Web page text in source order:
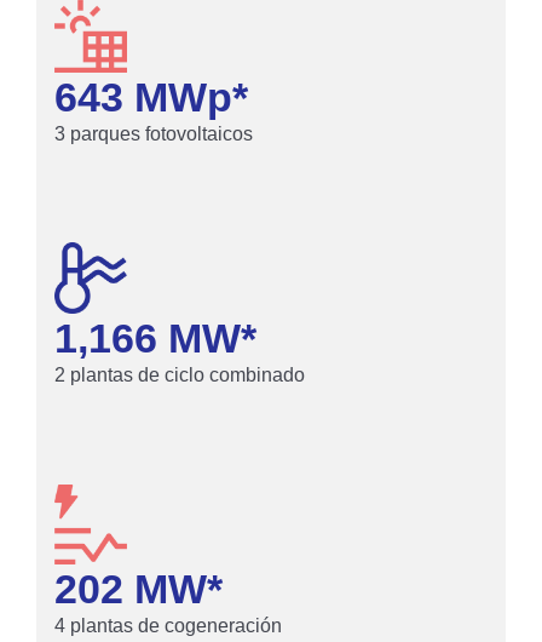
3 parques fotovoltaicos
643 MWp*
2 plantas de ciclo combinado
1,166 MW*
4 plantas de cogeneración
202 MW*